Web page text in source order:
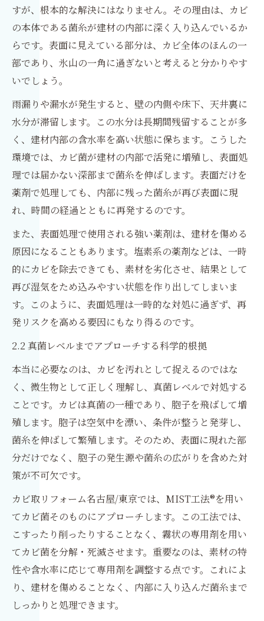
すが、根本的な解決にはなりません。その理由は、カビ
の本体である菌糸が建材の内部に深く入り込んでいるか
らです。表面に見えている部分は、カビ全体のほんの一
部であり、氷山の一角に過ぎないと考えると分かりやす
いでしょう。
雨漏りや漏水が発生すると、壁の内側や床下、天井裏に
水分が滞留します。この水分は長期間残留することが多
く、建材内部の含水率を高い状態に保ちます。こうした
環境では、カビ菌が建材の内部で活発に増殖し、表面処
理では届かない深部まで菌糸を伸ばします。表面だけを
薬剤で処理しても、内部に残った菌糸が再び表面に現
れ、時間の経過とともに再発するのです。
また、表面処理で使用される強い薬剤は、建材を傷める
原因になることもあります。塩素系の薬剤などは、一時
的にカビを除去できても、素材を劣化させ、結果として
再び湿気をため込みやすい状態を作り出してしまいま
す。このように、表面処理は一時的な対処に過ぎず、再
発リスクを高める要因にもなり得るのです。
2.2 真菌レベルまでアプローチする科学的根拠
本当に必要なのは、カビを汚れとして捉えるのではな
く、微生物として正しく理解し、真菌レベルで対処する
ことです。カビは真菌の一種であり、胞子を飛ばして増
殖します。胞子は空気中を漂い、条件が整うと発芽し、
菌糸を伸ばして繁殖します。そのため、表面に現れた部
分だけでなく、胞子の発生源や菌糸の広がりを含めた対
策が不可欠です。
カビ取リフォーム名古屋/東京では、MIST工法®を用い
てカビ菌そのものにアプローチします。この工法では、
こすったり削ったりすることなく、霧状の専用剤を用い
てカビ菌を分解・死滅させます。重要なのは、素材の特
性や含水率に応じて専用剤を調整する点です。これによ
り、建材を傷めることなく、内部に入り込んだ菌糸まで
しっかりと処理できます。